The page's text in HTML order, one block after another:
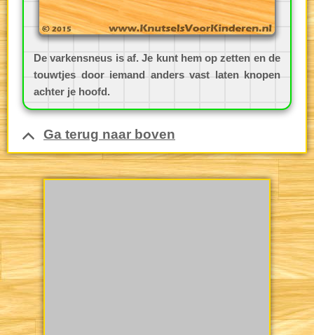
De varkensneus is af. Je kunt hem op zetten en de
touwtjes door iemand anders vast laten knopen
achter je hoofd.
Ga terug naar boven